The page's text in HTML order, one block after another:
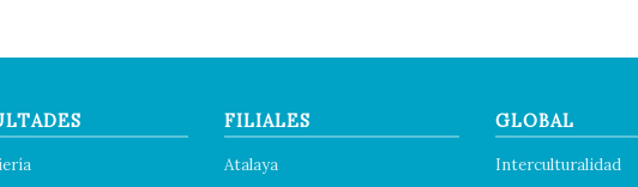
FILIALES
Atalaya
GLOBAL
Interculturalidad